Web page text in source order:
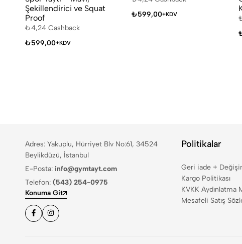
Şekillendirici ve Squat
Proof
₺4,24 Cashback
₺599,00+KDV
₺599,00+KDV
Adres: Yakuplu, Hürriyet Blv No:61, 34524
Beylikdüzü, İstanbul
E-Posta: info@gymtayt.com
Telefon: (543) 254-0975
Konuma Git
Politikalar
Geri iade +
Kargo Politikası
KVKK Aydınlatma
Mesafeli Satış